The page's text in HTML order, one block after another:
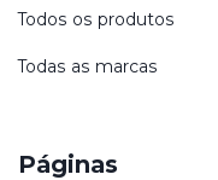
Todos os produtos
Todas as marcas
Páginas